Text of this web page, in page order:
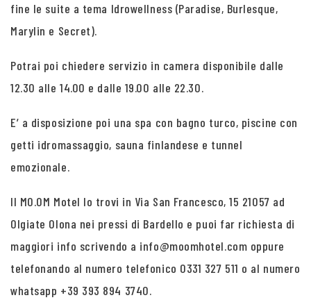
fine le suite a tema Idrowellness (Paradise, Burlesque,
Marylin e Secret).
Potrai poi chiedere servizio in camera disponibile dalle
12.30 alle 14.00 e dalle 19.00 alle 22.30.
E’ a disposizione poi una spa con bagno turco, piscine con
getti idromassaggio, sauna finlandese e tunnel
emozionale.
Il MO.OM Motel lo trovi in Via San Francesco, 15 21057 ad
Olgiate Olona nei pressi di Bardello e puoi far richiesta di
maggiori info scrivendo a info@moomhotel.com oppure
telefonando al numero telefonico 0331 327 511 o al numero
whatsapp +39 393 894 3740.